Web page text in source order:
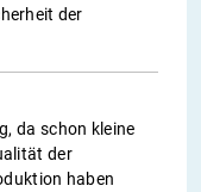
der
da schon kleine
der
haben